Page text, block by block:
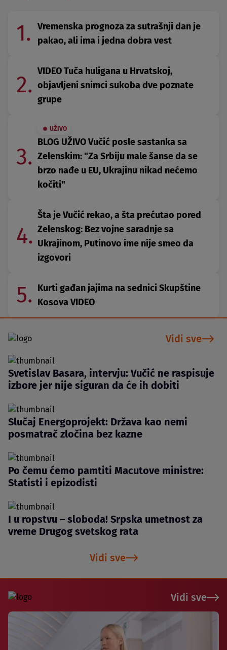
1.
Vremenska prognoza za sutrašnji dan je
pakao, ali ima i jedna dobra vest
2.
VIDEO Tuča huligana u Hrvatskoj,
objavljeni snimci sukoba dve poznate
grupe
3.
UŽIVO
BLOG UŽIVO Vučić posle sastanka sa
Zelenskim: "Za Srbiju male šanse da se
brzo nađe u EU, Ukrajinu nikad nećemo
kočiti"
4.
Šta je Vučić rekao, a šta prećutao pored
Zelenskog: Bez vojne saradnje sa
Ukrajinom, Putinovo ime nije smeo da
izgovori
5. Kurti gađan jajima na sednici Skupštine
Kosova VIDEO
Vidi sve
Svetislav Basara, intervju: Vučić ne raspisuje
izbore jer nije siguran da će ih dobiti
Slučaj Energoprojekt: Država kao nemi
posmatrač zločina bez kazne
Po čemu ćemo pamtiti Macutove ministre:
Statisti i epizodisti
I u ropstvu – sloboda! Srpska umetnost za
vreme Drugog svetskog rata
Vidi sve
Vidi sve